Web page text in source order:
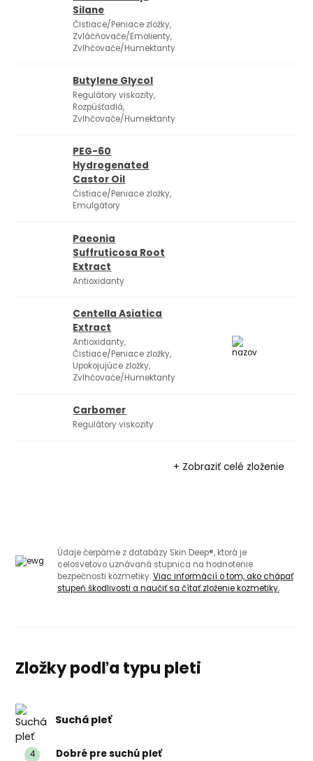
Silane
Čistiace/Peniace zložky,
Zvláčňovače/Emolienty,
Zvlhčovače/Humektanty
Butylene Glycol
Regulátory viskozity,
Rozpúšťadlá,
Zvlhčovače/Humektanty
PEG-60
Hydrogenated
Castor Oil
Čistiace/Peniace zložky,
Emulgátory
Paeonia
Suffruticosa Root
Extract
Antioxidanty
Centella Asiatica
Extract
Antioxidanty,
Čistiace/Peniace zložky,
Upokojujúce zložky,
Zvlhčovače/Humektanty
Carbomer
Regulátory viskozity
+ Zobraziť celé zloženie
Údaje čerpáme z databázy Skin Deep®, ktorá je
celosvetovo uznávaná stupnica na hodnotenie
bezpečnosti kozmetiky.Viac informácií o tom, ako chápať
stupeň škodlivosti a naučiť sa čítať zloženie kozmetiky.
Zložky podľa typu pleti
Suchá pleť
4 Dobré pre suchú pleť